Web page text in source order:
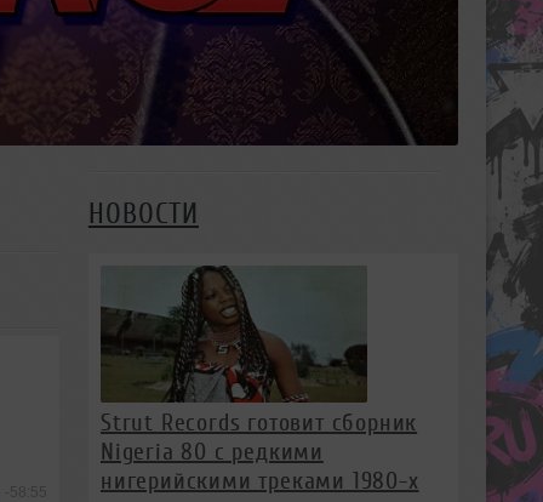
-58:55
НОВОСТИ
Strut Records готовит сборник
Nigeria 80 с редкими
нигерийскими треками 1980-х